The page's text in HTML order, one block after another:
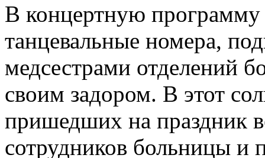
В концертную
танцевальные номера,
медсестрами отделений
своим задором. В этот
пришедших на праздник
сотрудников больницы и